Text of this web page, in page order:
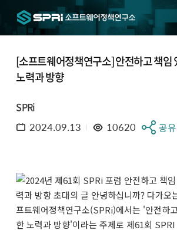
[소프트웨어정책연구소] 안전하고 책임
노력과 방향
SPRi
2024.09.13 10620
공